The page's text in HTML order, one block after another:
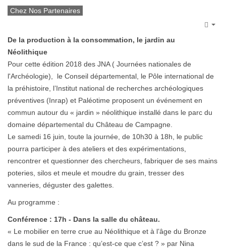
Chez Nos Partenaires
De la production à la consommation, le jardin au
Néolithique
Pour cette édition 2018 des JNA ( Journées nationales de
l'Archéologie), le Conseil départemental, le Pôle international de
la préhistoire, l’Institut national de recherches archéologiques
préventives (Inrap) et Paléotime proposent un événement en
commun autour du « jardin » néolithique installé dans le parc du
domaine départemental du Château de Campagne.
Le samedi 16 juin, toute la journée, de 10h30 à 18h, le public
pourra participer à des ateliers et des expérimentations,
rencontrer et questionner des chercheurs, fabriquer de ses mains
poteries, silos et meule et moudre du grain, tresser des
vanneries, déguster des galettes.
Au programme :
Conférence : 17h - Dans la salle du château.
« Le mobilier en terre crue au Néolithique et à l’âge du Bronze
dans le sud de la France : qu’est-ce que c’est ? » par Nina